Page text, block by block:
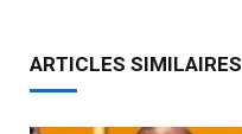
ARTICLES SIMILAIRES